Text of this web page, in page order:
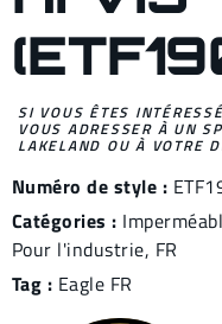
SI VOUS ÊTES
VOUS ADRESSER À UN
LAKELAND OU À VOTRE
Numéro de style :
Catégories :
Pour l'industrie, FR
Tag : Eagle FR